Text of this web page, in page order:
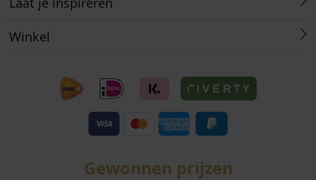
Winkel
Gewonnen prijzen